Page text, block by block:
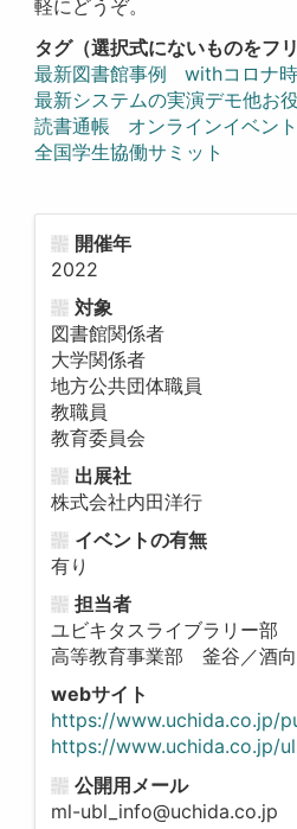
軽にどうぞ。
タグ（選択式にないものをフリ
最新図書館事例
withコロナ
最新システムの実演デモ他お
読書通帳
オンラインイベント
全国学生協働サミット
開催年
2022
対象
図書館関係者
大学関係者
地方公共団体職員
教職員
教育委員会
出展社
株式会社内田洋行
イベントの有無
有り
担当者
ユビキタスライブラリー部
高等教育事業部 釜谷／酒向
webサイト
https://www.uchida.co.jp/
https://www.uchida.co.jp/
公開用メール
ml-ubl_info@uchida.co.jp